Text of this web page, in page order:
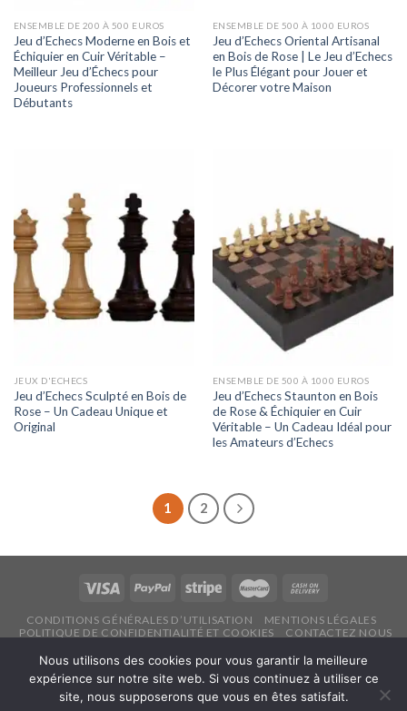
ENSEMBLE DE 200 À 500 EUROS
Jeu d’Echecs Moderne en Bois et
Échiquier en Cuir Véritable –
Meilleur Jeu d’Échecs pour
Joueurs Professionnels et
Débutants
ENSEMBLE DE 500 À 1000 EUROS
Jeu d’Echecs Oriental Artisanal
en Bois de Rose | Le Jeu d’Echecs
le Plus Élégant pour Jouer et
Décorer votre Maison
JEUX D'ECHECS
Jeu d’Echecs Sculpté en Bois de
Rose – Un Cadeau Unique et
Original
ENSEMBLE DE 500 À 1000 EUROS
Jeu d’Echecs Staunton en Bois
de Rose & Échiquier en Cuir
Véritable – Un Cadeau Idéal pour
les Amateurs d’Echecs
1 2
CONDITIONS GÉNÉRALES D’UTILISATION
MENTIONS LÉGALES
POLITIQUE DE CONFIDENTIALITÉ ET COOKIES
CONTACTEZ NOUS
Copyright 2026 ©Echecsonline.net
Français
Nous utilisons des cookies pour vous garantir la meilleure
expérience sur notre site web. Si vous continuez à utiliser ce
site, nous supposerons que vous en êtes satisfait.